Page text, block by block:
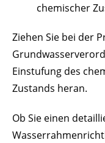
chemischer
Ziehen Sie bei der
Einstufung des
Zustands heran.
Ob Sie einen